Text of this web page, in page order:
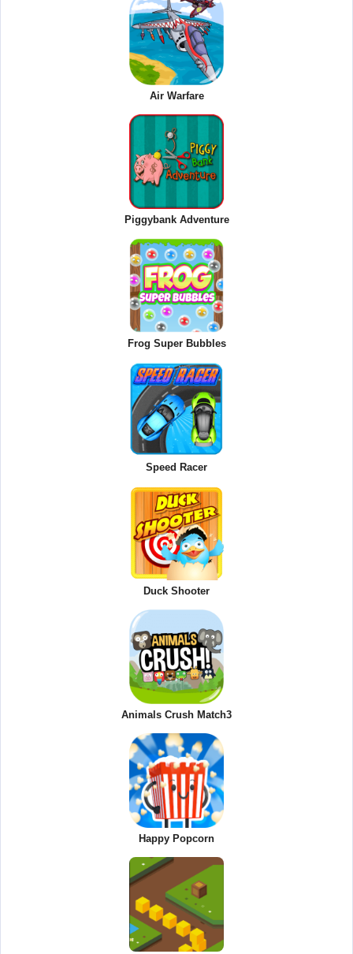
Air Warfare
Piggybank Adventure
Frog Super Bubbles
Speed Racer
Duck Shooter
Animals Crush Match3
Happy Popcorn